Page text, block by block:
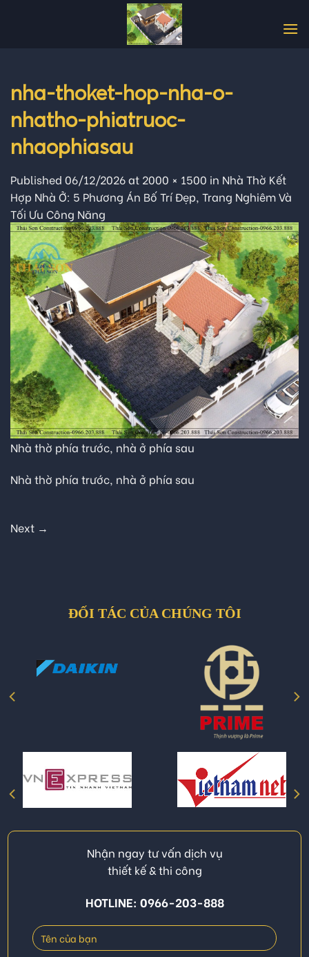
nha-thoket-hop-nha-o-
nhatho-phiatruoc-
nhaophiasau
Published 06/12/2026at 2000 × 1500 in Nhà Thờ Kết
Hợp Nhà Ở: 5 Phương Án Bố Trí Đẹp, Trang Nghiêm Và
Tối Ưu Công Năng
Nhà thờ phía trước, nhà ở phía sau
Nhà thờ phía trước, nhà ở phía sau
Next →
ĐỐI TÁC CỦA CHÚNG TÔI
Nhận ngay tư vấn dịch vụ
thiết kế & thi công
HOTLINE: 0966-203-888